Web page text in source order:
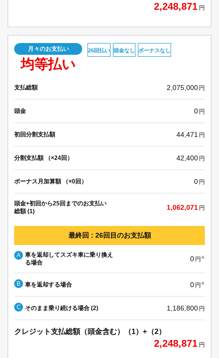
2,248,871 円
月々のお支払い
均等払い
26回払い 頭金なし ボーナスなし
支払総額 2,075,000 円
頭金 0 円
初回分割支払額 44,471 円
分割支払額 （×24回） 42,400 円
ボーナス月加算額 （×0回） 0 円
頭金+初回から25回までのお支払い
総額 (1)
1,062,071 円
最終回 : 26回目のお支払額
A
車を返却してスズキ車に乗り換え
る場合
0 円 ※
B 車を返却する場合 0 円 ※
C そのまま乗り続ける場合 (2) 1,186,800 円
クレジット支払総額（頭金含む）（1）+（2）
2,248,871 円